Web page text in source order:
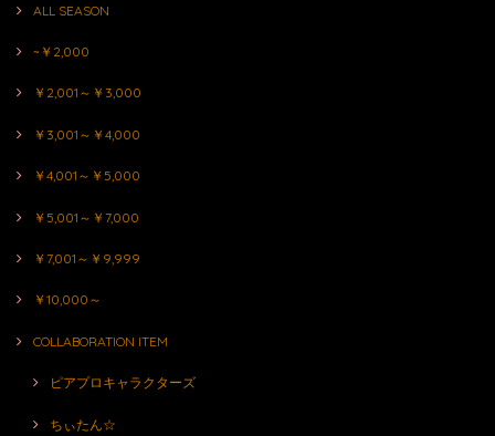
ALL SEASON
~￥2,000
￥2,001～￥3,000
￥3,001～￥4,000
￥4,001～￥5,000
￥5,001～￥7,000
￥7,001～￥9,999
￥10,000～
COLLABORATION ITEM
ピアプロキャラクターズ
ちぃたん☆